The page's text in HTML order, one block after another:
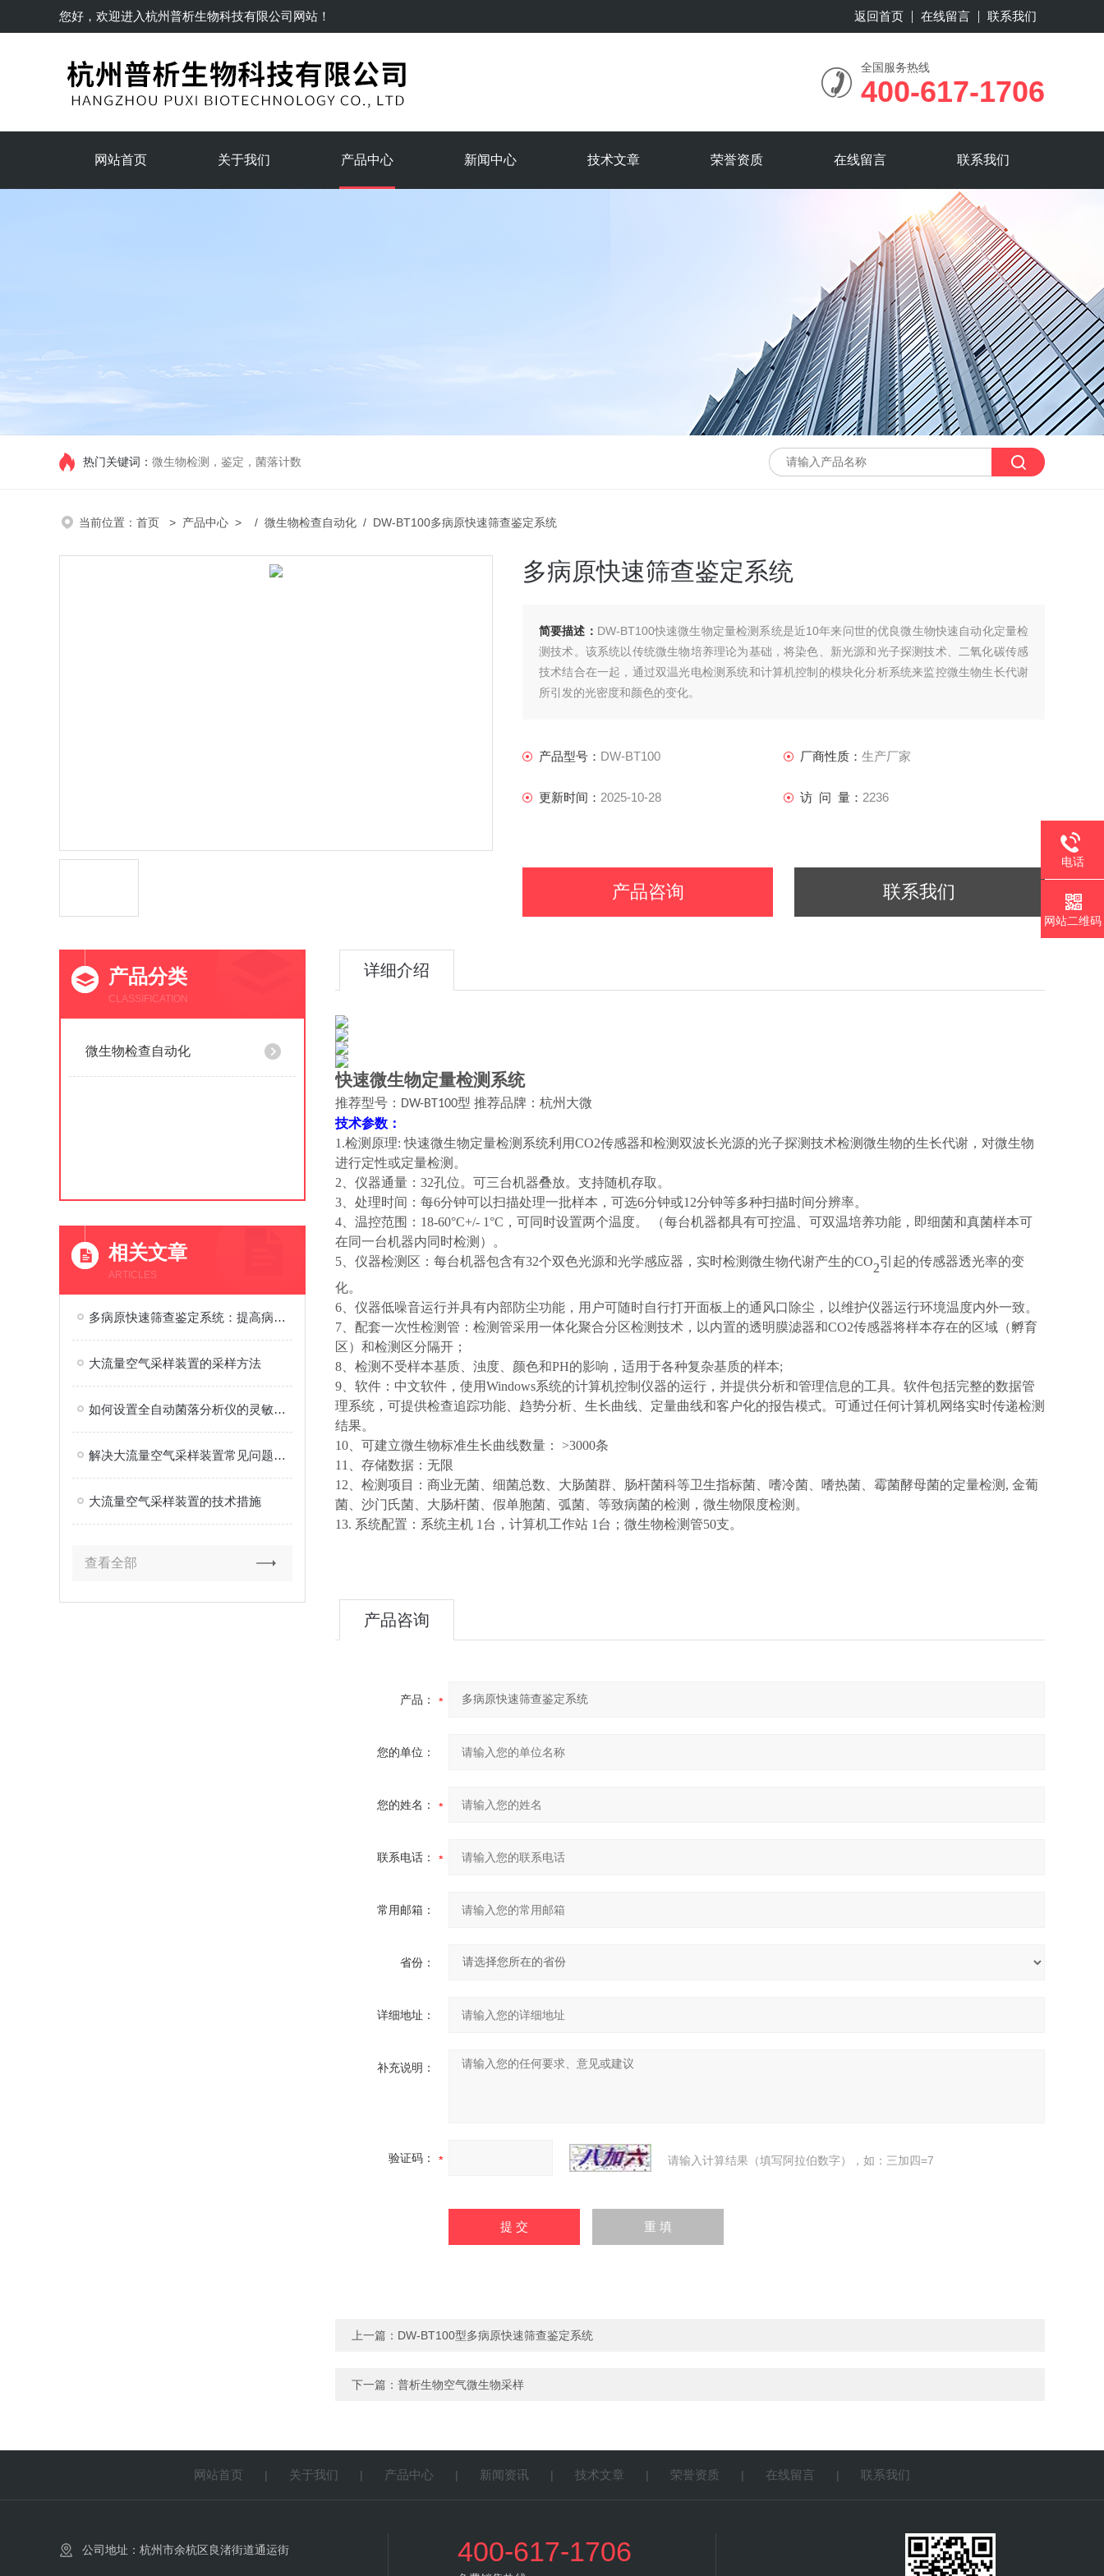
您好，欢迎进入杭州普析生物科技有限公司网站！ 返回首页 在线留言 联系我们
全国服务热线
400-617-1706
网站首页 关于我们 产品中心 新闻中心 技术文章 荣誉资质 在线留言 联系我们
热门关键词： 微生物检测，鉴定，菌落计数
当前位置： 首页 > 产品中心 > / 微生物检查自动化 / DW-BT100多病原快速筛查鉴定系统
多病原快速筛查鉴定系统
简要描述： DW-BT100快速微生物定量检测系统是近10年来问世的优良微生物快速自动化定量检
测技术。该系统以传统微生物培养理论为基础，将染色、新光源和光子探测技术、二氧化碳传感
技术结合在一起，通过双温光电检测系统和计算机控制的模块化分析系统来监控微生物生长代谢
所引发的光密度和颜色的变化。
产品型号： DW-BT100 厂商性质： 生产厂家
更新时间： 2025-10-28 访 问 量： 2236
产品咨询 联系我们
产品分类
CLASSIFICATION
微生物检查自动化
相关文章
ARTICLES
多病原快速筛查鉴定系统：提高病原体检测效率的关键技术
大流量空气采样装置的采样方法
如何设置全自动菌落分析仪的灵敏度以区分菌落与杂质？
解决大流量空气采样装置常见问题的实用指南
大流量空气采样装置的技术措施
查看全部
详细介绍
快速微生物定量检测系统
推荐型号： DW-BT100型 推荐品牌：杭州大微
技术参数：
1.检测原理: 快速微生物定量检测系统利用CO2传感器和检测双波长光源的光子探测技术检测微生物的生长代谢，对微生物
进行定性或定量检测。
2、仪器通量：32孔位。可三台机器叠放。支持随机存取。
3、处理时间：每6分钟可以扫描处理一批样本，可选6分钟或12分钟等多种扫描时间分辨率。
4、温控范围：18-60°C+/- 1°C，可同时设置两个温度。 （每台机器都具有可控温、可双温培养功能，即细菌和真菌样本可
在同一台机器内同时检测）。
5、仪器检测区：每台机器包含有32个双色光源和光学感应器，实时检测微生物代谢产生的CO2引起的传感器透光率的变
化。
6、仪器低噪音运行并具有内部防尘功能，用户可随时自行打开面板上的通风口除尘，以维护仪器运行环境温度内外一致。
7、 配套一次性检测管：检测管采用一体化聚合分区检测技术，以内置的透明膜滤器和CO2传感器将样本存在的区域（孵育
区）和检测区分隔开 ；
8、 检测不受样本基质、浊度、颜色和PH的影响，适用于各种复杂基质的样本;
9、软件：中文软件，使用Windows系统的计算机控制仪器的运行，并提供分析和管理信息的工具。软件包括完整的数据管
理系统，可提供检查追踪功能、趋势分析、生长曲线、定量曲线和客户化的报告模式。可通过任何计算机网络实时传递检测
结果。
10、可建立微生物标准生长曲线数量： >3000条
11、存储数据：无限
12、检测项目：商业无菌、细菌总数、大肠菌群、肠杆菌科等卫生指标菌、嗜冷菌、嗜热菌、霉菌酵母菌的定量检测, 金葡
菌、沙门氏菌、大肠杆菌、假单胞菌、弧菌、等致病菌的检测，微生物限度检测。
13. 系统配置：系统主机 1台，计算机工作站 1台；微生物检测管50支。
产品咨询
产品：
您的单位：
您的姓名：
联系电话：
常用邮箱：
省份：
详细地址：
补充说明：
验证码： 请输入计算结果（填写阿拉伯数字），如：三加四=7
上一篇： DW-BT100型多病原快速筛查鉴定系统
下一篇： 普析生物空气微生物采样
网站首页 | 关于我们 | 产品中心 | 新闻资讯 | 技术文章 | 荣誉资质 | 在线留言 | 联系我们
公司地址：杭州市余杭区良渚街道通运街 400-617-1706
电话
网站二维码